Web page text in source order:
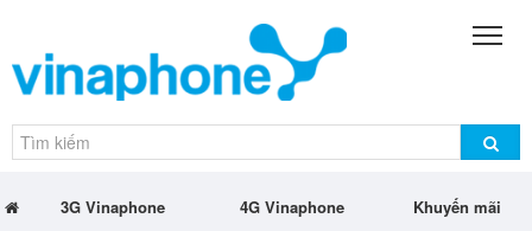
3G Vinaphone 4G Vinaphone Khuyến mãi